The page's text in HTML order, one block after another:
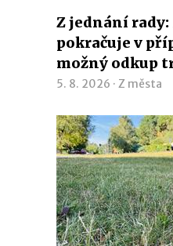
Z jednání rady:
pokračuje v
možný odkup
5. 8. 2026 · Z města